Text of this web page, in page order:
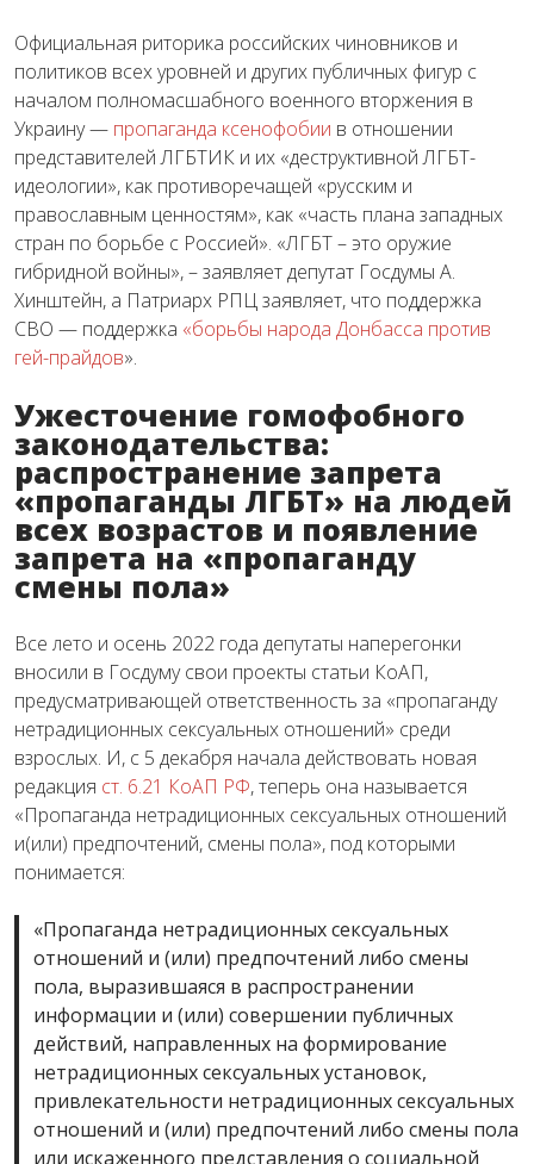
Официальная риторика российских чиновников и
политиков всех уровней и других публичных фигур с
началом полномасшабного военного вторжения в
Украину — пропаганда ксенофобии в отношении
представителей ЛГБТИК и их «деструктивной ЛГБТ-
идеологии», как противоречащей «русским и
православным ценностям», как «часть плана западных
стран по борьбе с Россией». «ЛГБТ – это оружие
гибридной войны», – заявляет депутат Госдумы А.
Хинштейн, а Патриарх РПЦ заявляет, что поддержка
СВО — поддержка «борьбы народа Донбасса против
гей-прайдов».
Ужесточение гомофобного
законодательства:
распространение запрета
«пропаганды ЛГБТ» на людей
всех возрастов и появление
запрета на «пропаганду
смены пола»
Все лето и осень 2022 года депутаты наперегонки
вносили в Госдуму свои проекты статьи КоАП,
предусматривающей ответственность за «пропаганду
нетрадиционных сексуальных отношений» среди
взрослых. И, с 5 декабря начала действовать новая
редакция ст. 6.21 КоАП РФ, теперь она называется
«Пропаганда нетрадиционных сексуальных отношений
и(или) предпочтений, смены пола», под которыми
понимается:
«Пропаганда нетрадиционных сексуальных
отношений и (или) предпочтений либо смены
пола, выразившаяся в распространении
информации и (или) совершении публичных
действий, направленных на формирование
нетрадиционных сексуальных установок,
привлекательности нетрадиционных сексуальных
отношений и (или) предпочтений либо смены пола
или искаженного представления о социальной